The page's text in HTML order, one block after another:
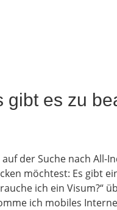
gibt es zu
der Suche nach All-
möchtest: Es gibt
ich ein Visum?“
ich mobiles